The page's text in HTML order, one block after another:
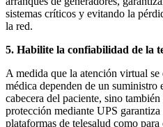
sistemas críticos y evitando la
la red.
5. Habilite la confiabilidad de la
A medida que la atención virtual se
médica dependen de un suministro
cabecera del paciente, sino
protección mediante UPS
plataformas de telesalud como